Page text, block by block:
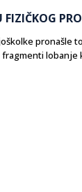
FIZIČKOG
pronašle
lobanje